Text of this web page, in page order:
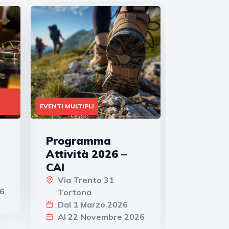
EVENTI MULTIPLI
Programma
Attività 2026 –
CAI
Via Trento 31
Tortona
Dal 1 Marzo 2026
Al 22 Novembre 2026